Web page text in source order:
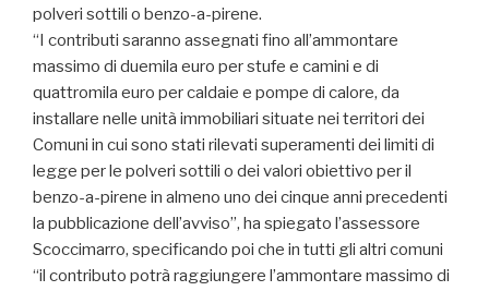
polveri sottili o benzo-a-pirene.
“I contributi saranno assegnati fino all’ammontare
massimo di duemila euro per stufe e camini e di
quattromila euro per caldaie e pompe di calore, da
installare nelle unità immobiliari situate nei territori dei
Comuni in cui sono stati rilevati superamenti dei limiti di
legge per le polveri sottili o dei valori obiettivo per il
benzo-a-pirene in almeno uno dei cinque anni precedenti
la pubblicazione dell’avviso”, ha spiegato l’assessore
Scoccimarro, specificando poi che in tutti gli altri comuni
“il contributo potrà raggiungere l’ammontare massimo di